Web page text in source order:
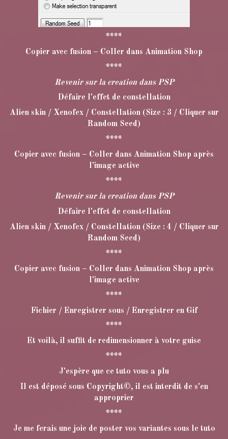
****
Copier avec fusion – Coller dans Animation Shop
****
Revenir sur la creation dans PSP
Défaire l'effet de constellation
Alien skin / Xenofex / Constellation (Size : 3 / Cliquer sur
Random Seed)
****
Copier avec fusion – Coller dans Animation Shop après
l'image active
****
Revenir sur la creation dans PSP
Défaire l'effet de constellation
Alien skin / Xenofex / Constellation (Size : 4 / Cliquer sur
Random Seed)
****
Copier avec fusion – Coller dans Animation Shop après
l'image active
****
Fichier / Enregistrer sous / Enregistrer en Gif
****
Et voilà, il suffit de redimensionner à votre guise
****
J'espère que ce tuto vous a plu
Il est déposé sous Copyright©, il est interdit de s'en
approprier
****
Je me ferais une joie de poster vos variantes sous le tuto